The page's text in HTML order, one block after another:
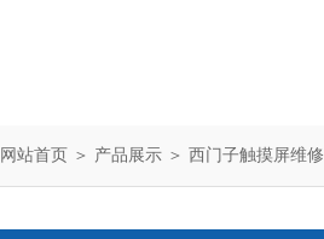
网站首页 ＞ 产品展示 ＞ 西门子触摸屏维修